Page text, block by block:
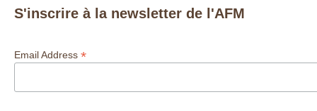
S'inscrire à la newsletter de l'AFM
Email Address *